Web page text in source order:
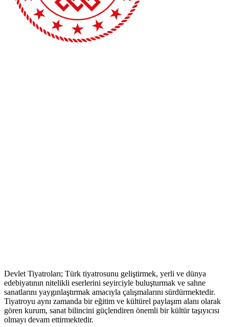
Devlet Tiyatroları; Türk tiyatrosunu geliştirmek, yerli ve dünya
edebiyatının nitelikli eserlerini seyirciyle buluşturmak ve sahne
sanatlarını yaygınlaştırmak amacıyla çalışmalarını sürdürmektedir.
Tiyatroyu aynı zamanda bir eğitim ve kültürel paylaşım alanı olarak
gören kurum, sanat bilincini güçlendiren önemli bir kültür taşıyıcısı
olmayı devam ettirmektedir.